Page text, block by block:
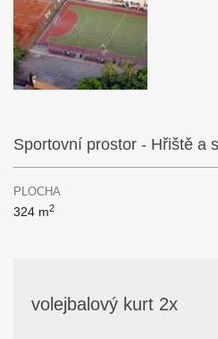
Sportovní prostor - Hřiště a
PLOCHA
324 m2
volejbalový kurt 2x